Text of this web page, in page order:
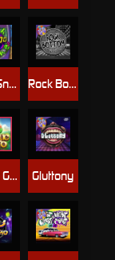
Rock Bottom
Brick Snake 2000
Gluttony
Gaelic Gold